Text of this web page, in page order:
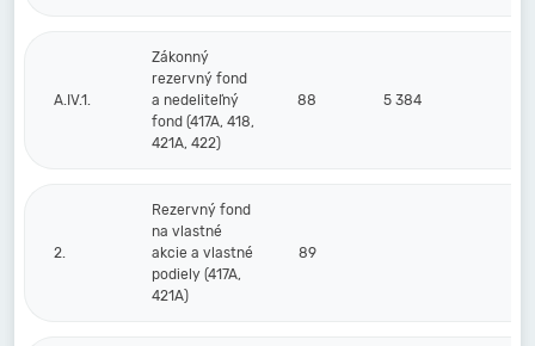
A.IV.1.
Zákonný
rezervný fond
a nedeliteľný
fond (417A, 418,
421A, 422)
88 5 384
2.
Rezervný fond
na vlastné
akcie a vlastné
podiely (417A,
421A)
89